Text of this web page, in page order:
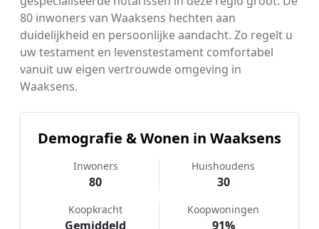
80 inwoners van Waaksens hechten aan
duidelijkheid en persoonlijke aandacht. Zo regelt u
uw testament en levenstestament comfortabel
vanuit uw eigen vertrouwde omgeving in
Waaksens.
Demografie & Wonen in Waaksens
Inwoners
80
Huishoudens
30
Koopkracht
Gemiddeld
Koopwoningen
91%